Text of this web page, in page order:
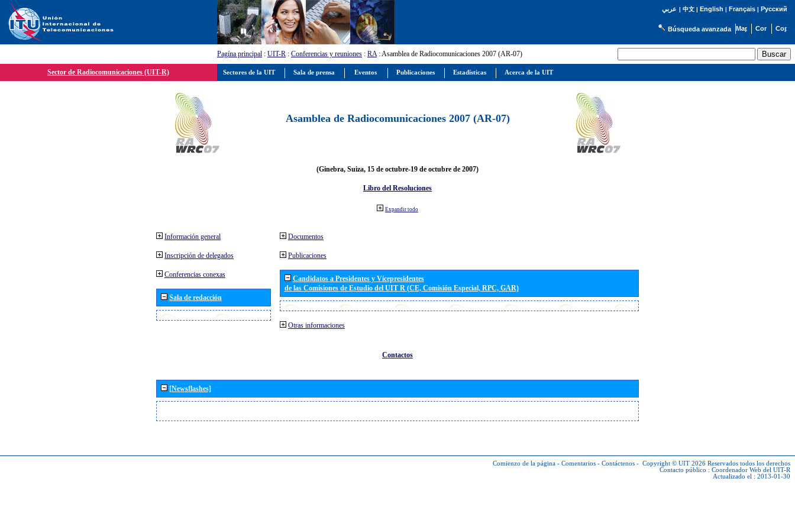
عربي | 中文| English | Français| Русский
Búsqueda avanzada
Pagína principal : UIT-R : Conferencias y reuniones : RA: Asamblea de Radiocomunicaciones 2007 (AR-07)
Sector de Radiocomunicaciones (UIT-R)
Asamblea de Radiocomunicaciones 2007 (AR-07)
(Ginebra, Suiza, 15 de octubre-19 de octubre de 2007)
Libro del Resoluciones
Expandir todo
Información general
Inscripción de delegados
Conferencias conexas
Sala de redacción
Documentos
Publicaciones
Candidatos a Presidentes y Vicepresidentes
de las Comisiones de Estudio del UIT R (CE, Comisión Especial, RPC, GAR)
Otras informaciones
Contactos
[Newsflashes]
Comienzo de la página - Comentarios - Contáctenos - Copyright © UIT 2026 Reservados todos los derechos
Contacto público : Coordenador Web del UIT-R
Actualizado el : 2013-01-30
Sectores de la UIT Sala de prensa Eventos Publicaciones Estadísticas Acerca de la UIT